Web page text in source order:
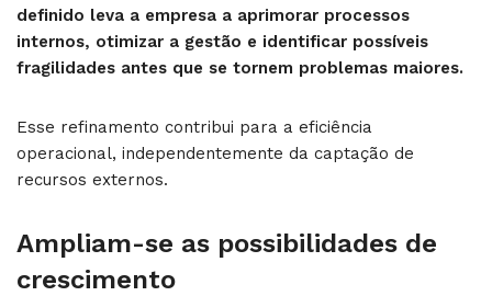
definido leva a empresa a aprimorar processos
internos, otimizar a gestão e identificar possíveis
fragilidades antes que se tornem problemas maiores.
Esse refinamento contribui para a eficiência
operacional, independentemente da captação de
recursos externos.
Ampliam-se as possibilidades de
crescimento